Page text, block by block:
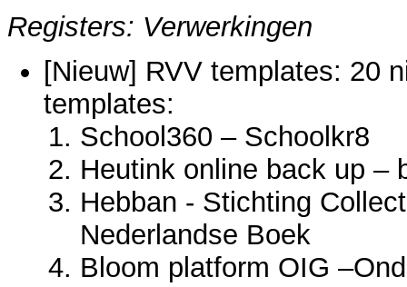
Registers: Verwerkingen
[Nieuw] RVV templates: 20
templates:
School360 – Schoolkr8
Heutink online back up –
Hebban - Stichting
Nederlandse Boek
Bloom platform OIG